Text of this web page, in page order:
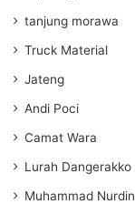
tanjung morawa
Truck Material
Jateng
Andi Poci
Camat Wara
Lurah Dangerakko
Muhammad Nurdin